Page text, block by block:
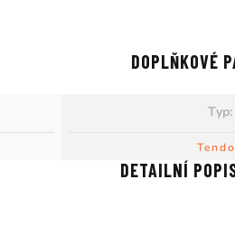
DETAILNÍ
DOPLŇKOVÉ
Typ: